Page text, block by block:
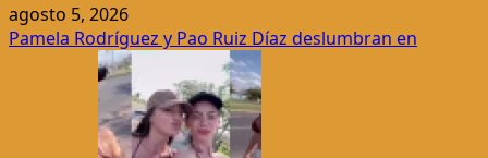
agosto 5, 2026
Pamela Rodríguez y Pao Ruiz Díaz deslumbran en